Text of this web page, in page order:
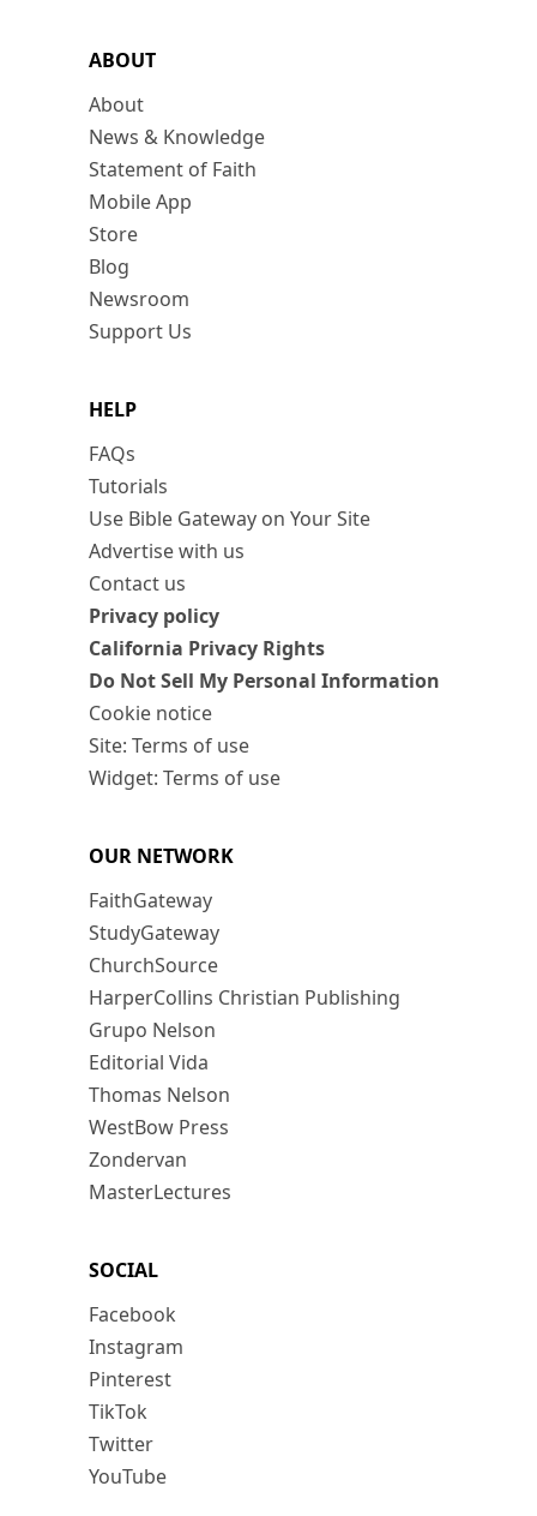
ABOUT
About
News & Knowledge
Statement of Faith
Mobile App
Store
Blog
Newsroom
Support Us
HELP
FAQs
Tutorials
Use Bible Gateway on Your Site
Advertise with us
Contact us
Privacy policy
California Privacy Rights
Do Not Sell My Personal Information
Cookie notice
Site: Terms of use
Widget: Terms of use
OUR NETWORK
FaithGateway
StudyGateway
ChurchSource
HarperCollins Christian Publishing
Grupo Nelson
Editorial Vida
Thomas Nelson
WestBow Press
Zondervan
MasterLectures
SOCIAL
Facebook
Instagram
Pinterest
TikTok
Twitter
YouTube